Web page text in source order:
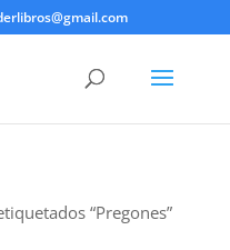
“Pregones”